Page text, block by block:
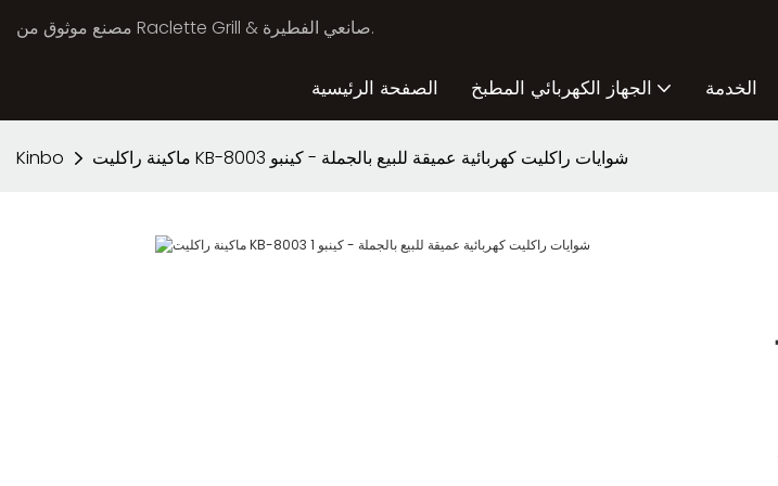
مصنع موثوق من Raclette Grill & صانعي الفطيرة.
الصفحة الرئيسية الجهاز الكهربائي المطبخ الخدمة
Kinbo ماكينة راكليت KB-8003 شوايات راكليت كهربائية عميقة للبيع بالجملة - كينبو